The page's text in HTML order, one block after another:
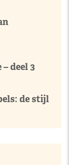
deel 3
de stijl